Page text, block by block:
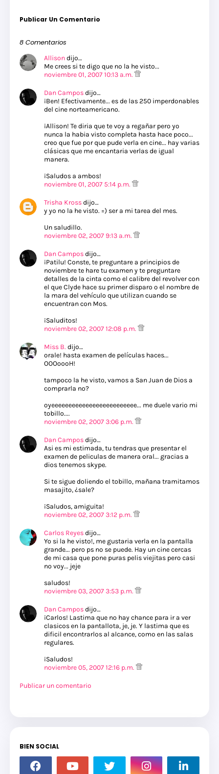
Publicar Un Comentario
8 Comentarios
Allisondijo…
Me crees si te digo que no la he visto...
noviembre 01, 2007 10:13 a.m.
Dan Camposdijo…
¡Ben! Efectivamente... es de las 250 imperdonables
del cine norteamericano.
¡Allison! Te diria que te voy a regañar pero yo
nunca la habia visto completa hasta hace poco...
creo que fue por que pude verla en cine... hay varias
clásicas que me encantaria verlas de igual
manera.
¡Saludos a ambos!
noviembre 01, 2007 5:14 p.m.
Trisha Krossdijo…
y yo no la he visto. =) ser a mi tarea del mes.
Un saludillo.
noviembre 02, 2007 9:13 a.m.
Dan Camposdijo…
¡Patilu! Conste, te preguntare a principios de
noviembre te hare tu examen y te preguntare
detalles de la cinta como el calibre del revolver con
el que Clyde hace su primer disparo o el nombre de
la mara del vehículo que utilizan cuando se
encuentran con Mos.
¡Saluditos!
noviembre 02, 2007 12:08 p.m.
Miss B. dijo…
orale! hasta examen de películas haces...
OOOoooH!
tampoco la he visto, vamos a San Juan de Dios a
comprarla no?
oyeeeeeeeeeeeeeeeeeeeeeeeee... me duele vario mi
tobillo....
noviembre 02, 2007 3:06 p.m.
Dan Camposdijo…
Asi es mi estimada, tu tendras que presentar el
examen de peliculas de manera oral... gracias a
dios tenemos skype.
Si te sigue doliendo el tobillo, mañana tramitamos
masajito, ¿sale?
¡Saludos, amiguita!
noviembre 02, 2007 3:12 p.m.
Carlos Reyesdijo…
Yo si la he visto!, me gustaria verla en la pantalla
grande... pero ps no se puede. Hay un cine cercas
de mi casa que pone puras pelis viejitas pero casi
no voy... jeje
saludos!
noviembre 03, 2007 3:53 p.m.
Dan Camposdijo…
¡Carlos! Lastima que no hay chance para ir a ver
clasicos en la pantallota, je, je. Y lastima que es
dificil encontrarlos al alcance, como en las salas
regulares.
¡Saludos!
noviembre 05, 2007 12:16 p.m.
Publicar un comentario
BIEN SOCIAL